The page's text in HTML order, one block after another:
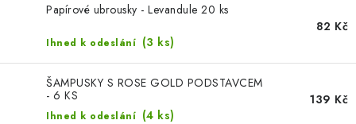
VÁNOCE
🖤 SLEVY
Papírové ubrousky - Levandule 20 ks
Ihned k odeslání (3 ks)
82 Kč
ŠAMPUSKY S ROSE GOLD PODSTAVCEM
- 6 KS
Ihned k odeslání (4 ks)
139 Kč